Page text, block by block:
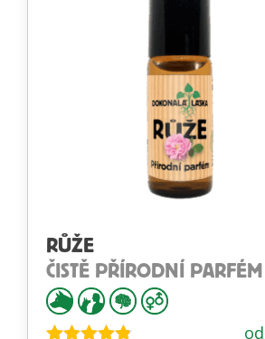
RŮŽE
ČISTĚ PŘÍRODNÍ PARFÉM
od